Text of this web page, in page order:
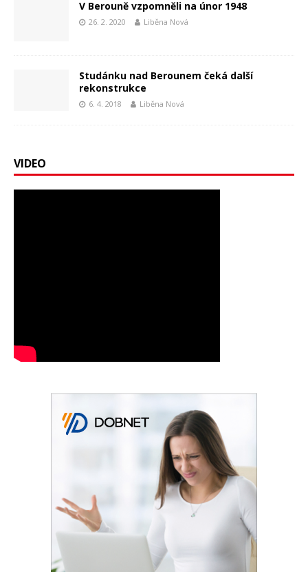
V Berouně vzpomněli na únor 1948
26. 2. 2020 Liběna Nová
Studánku nad Berounem čeká další
rekonstrukce
6. 4. 2018 Liběna Nová
VIDEO